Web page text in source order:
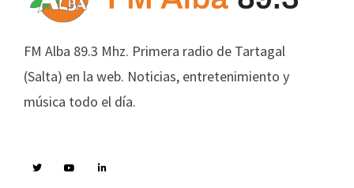
FM Alba 89.3 Mhz. Primera radio de Tartagal
(Salta) en la web. Noticias, entretenimiento y
música todo el día.